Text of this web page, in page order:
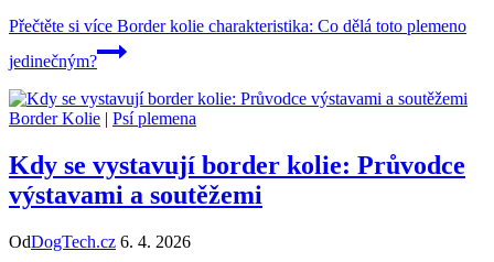
Přečtěte si více Border kolie charakteristika: Co dělá toto plemeno
jedinečným?
Border Kolie | Psí plemena
Kdy se vystavují border kolie: Průvodce
výstavami a soutěžemi
OdDogTech.cz 6. 4. 2026